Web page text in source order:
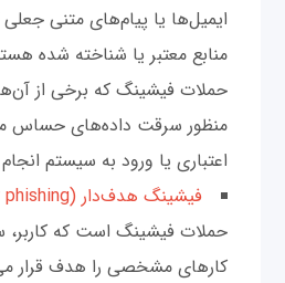
ایمیل‌ها یا پیام‌های متنی
منابع معتبر یا شناخته شده
حملات فیشینگ که برخی از
منظور سرقت داده‌های حساس
اعتباری یا ورود به سیستم
فیشینگ هدف‌دار (Spear phishing)
حملات فیشینگ است که
کارهای مشخصی را هدف قرار